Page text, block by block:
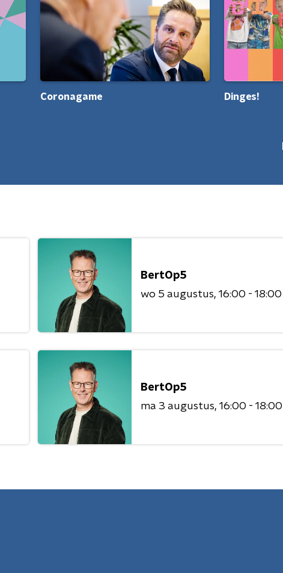
Coronagame Dinges!
BertOp5
wo 5 augustus 16:00 - 18:00
BertOp5
ma 3 augustus 16:00 - 18:00